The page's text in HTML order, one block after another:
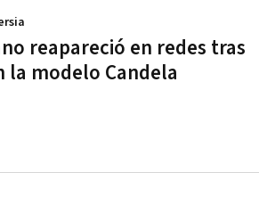
reapareció en redes tras
la modelo Candela